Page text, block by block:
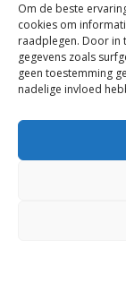
Om de beste
cookies om
raadplegen. Door in
gegevens zoals
geen toestemming
nadelige invloed